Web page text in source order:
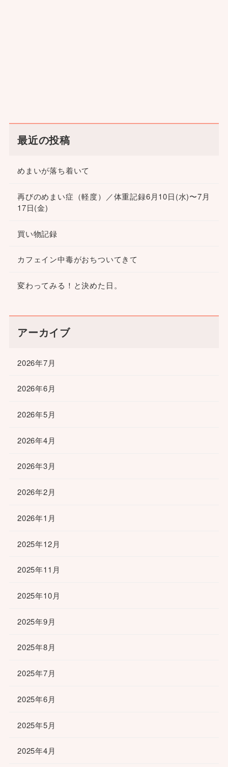
最近の投稿
めまいが落ち着いて
再びのめまい症（軽度）／体重記録6月10日(水)〜7月
17日(金)
買い物記録
カフェイン中毒がおちついてきて
変わってみる！と決めた日。
アーカイブ
2026年7月
2026年6月
2026年5月
2026年4月
2026年3月
2026年2月
2026年1月
2025年12月
2025年11月
2025年10月
2025年9月
2025年8月
2025年7月
2025年6月
2025年5月
2025年4月